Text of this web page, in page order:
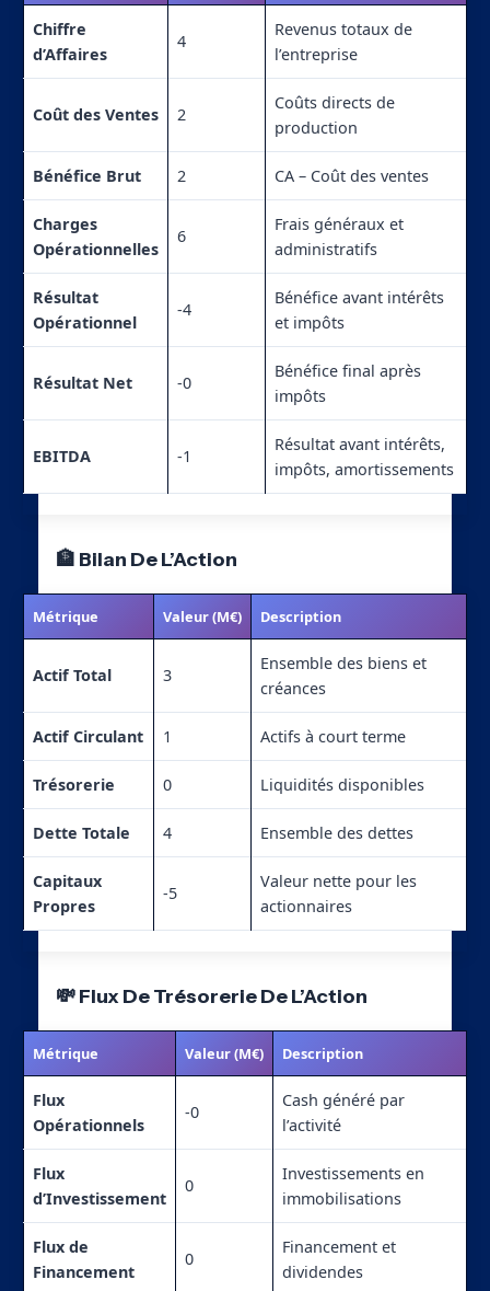
Chiffre
d’Affaires
4
Revenus totaux de
l’entreprise
Coût des Ventes 2
Coûts directs de
production
Bénéfice Brut 2 CA – Coût des ventes
Charges
Opérationnelles
6
Frais généraux et
administratifs
Résultat
Opérationnel
-4
Bénéfice avant intérêts
et impôts
Résultat Net -0
Bénéfice final après
impôts
EBITDA -1
Résultat avant intérêts,
impôts, amortissements
🏦 Bilan De L’Action
Métrique Valeur (M€) Description
Actif Total 3
Ensemble des biens et
créances
Actif Circulant 1 Actifs à court terme
Trésorerie 0 Liquidités disponibles
Dette Totale 4 Ensemble des dettes
Capitaux
Propres
-5
Valeur nette pour les
actionnaires
💸 Flux De Trésorerie De L’Action
Métrique Valeur (M€) Description
Flux
Opérationnels
-0
Cash généré par
l’activité
Flux
d’Investissement
0
Investissements en
immobilisations
Flux de
Financement
0
Financement et
dividendes